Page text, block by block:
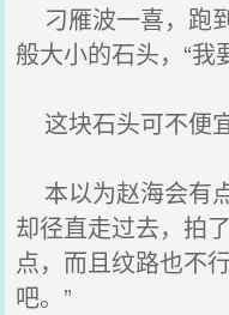
刁雁波一喜，跑
般大小的石头，“我
这块石头可不便
本以为赵海会有
却径直走过去，拍
点，而且纹路也不
吧。”